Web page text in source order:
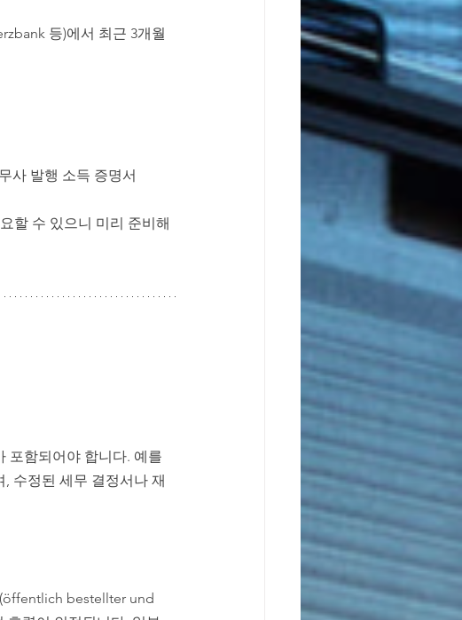
등)에서 최근 3개월
사 발행 소득 증명서
할 수 있으니 미리 준비해
포함되어야 합니다. 예를
수정된 세무 결정서나 재
bestellter und